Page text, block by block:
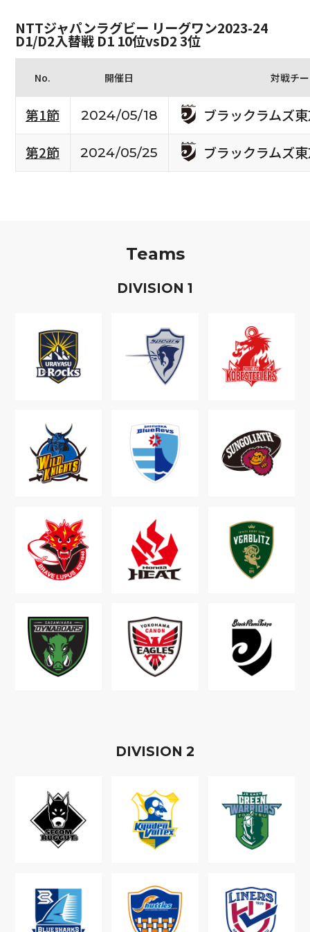
NTTジャパンラグビー リーグワン2023-24
D1/D2入替戦 D1 10位vsD2 3位
No. 開催日 対戦チ
第1節 2024/05/18
ブラックラムズ
第2節
2024/05/25 ブラックラムズ
Teams
DIVISION 1
DIVISION 2